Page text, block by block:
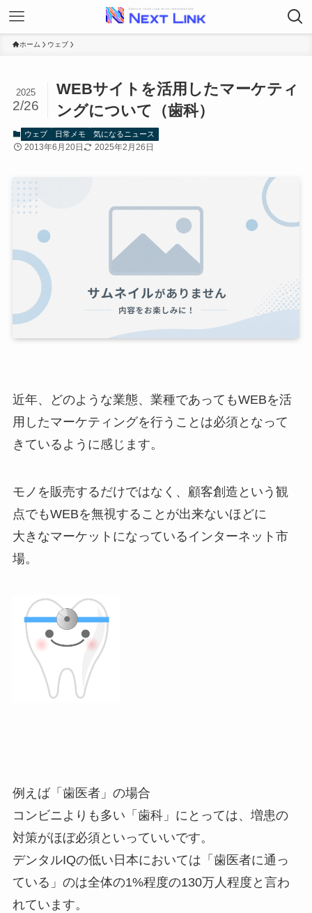
ホーム ウェブ
WEBサイトを活用したマーケティ
ングについて（歯科）
2025
2/26
ウェブ 日常メモ 気になるニュース
2013年6月20日 2025年2月26日
近年、どのような業態、業種であってもWEBを活
用したマーケティングを行うことは必須となって
きているように感じます。
モノを販売するだけではなく、顧客創造という観
点でもWEBを無視することが出来ないほどに
大きなマーケットになっているインターネット市
場。
例えば「歯医者」の場合
コンビニよりも多い「歯科」にとっては、増患の
対策がほぼ必須といっていいです。
デンタルIQの低い日本においては「歯医者に通っ
ている」のは全体の1%程度の130万人程度と言わ
れています。